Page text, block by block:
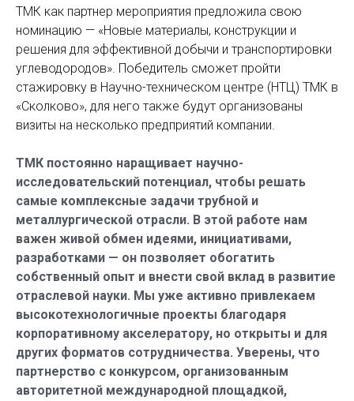
ТМК как партнер мероприятия предложила свою
номинацию — «Новые материалы, конструкции и
решения для эффективной добычи и транспортировки
углеводородов». Победитель сможет пройти
стажировку в Научно-техническом центре (НТЦ) ТМК в
«Сколково», для него также будут организованы
визиты на несколько предприятий компании.
ТМК постоянно наращивает научно-
исследовательский потенциал, чтобы решать
самые комплексные задачи трубной и
металлургической отрасли. В этой работе нам
важен живой обмен идеями, инициативами,
разработками — он позволяет обогатить
собственный опыт и внести свой вклад в развитие
отраслевой науки. Мы уже активно привлекаем
высокотехнологичные проекты благодаря
корпоративному акселератору, но открыты и для
других форматов сотрудничества. Уверены, что
партнерство с конкурсом, организованным
авторитетной международной площадкой,